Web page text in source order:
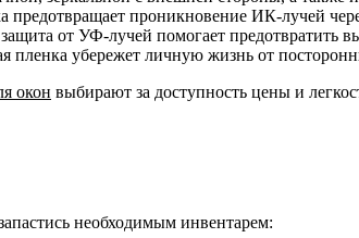
предотвращает проникновение ИК-лучей
от УФ-лучей помогает предотвратить
пленка убережет личную жизнь от
окон выбирают за доступность цены и
необходимым инвентарем: